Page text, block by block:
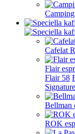
Cafelat
Flair
Flair 58
Signature
Bellman
ROK